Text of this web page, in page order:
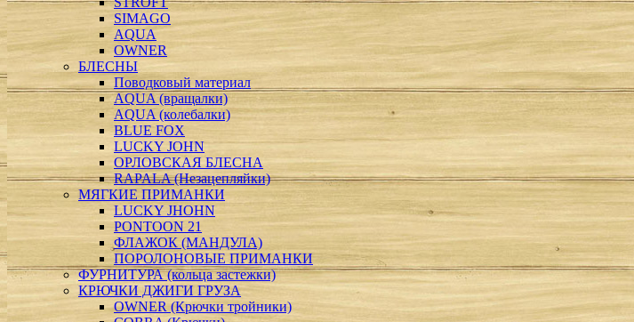
SIMAGO
АQUA
ОWNER
БЛЕСНЫ
Поводковый материал
AQUA (вращалки)
AQUA (колебалки)
BLUE FOX
LUCKY JOHN
ОРЛОВСКАЯ БЛЕСНА
RAPALA (Незацепляйки)
МЯГКИЕ ПРИМАНКИ
LUCKY JHOHN
PONTOON 21
ФЛАЖОК (МАНДУЛА)
ПОРОЛОНОВЫЕ ПРИМАНКИ
ФУРНИТУРА (кольца застежки)
КРЮЧКИ ДЖИГИ ГРУЗА
OWNER (Крючки тройники)